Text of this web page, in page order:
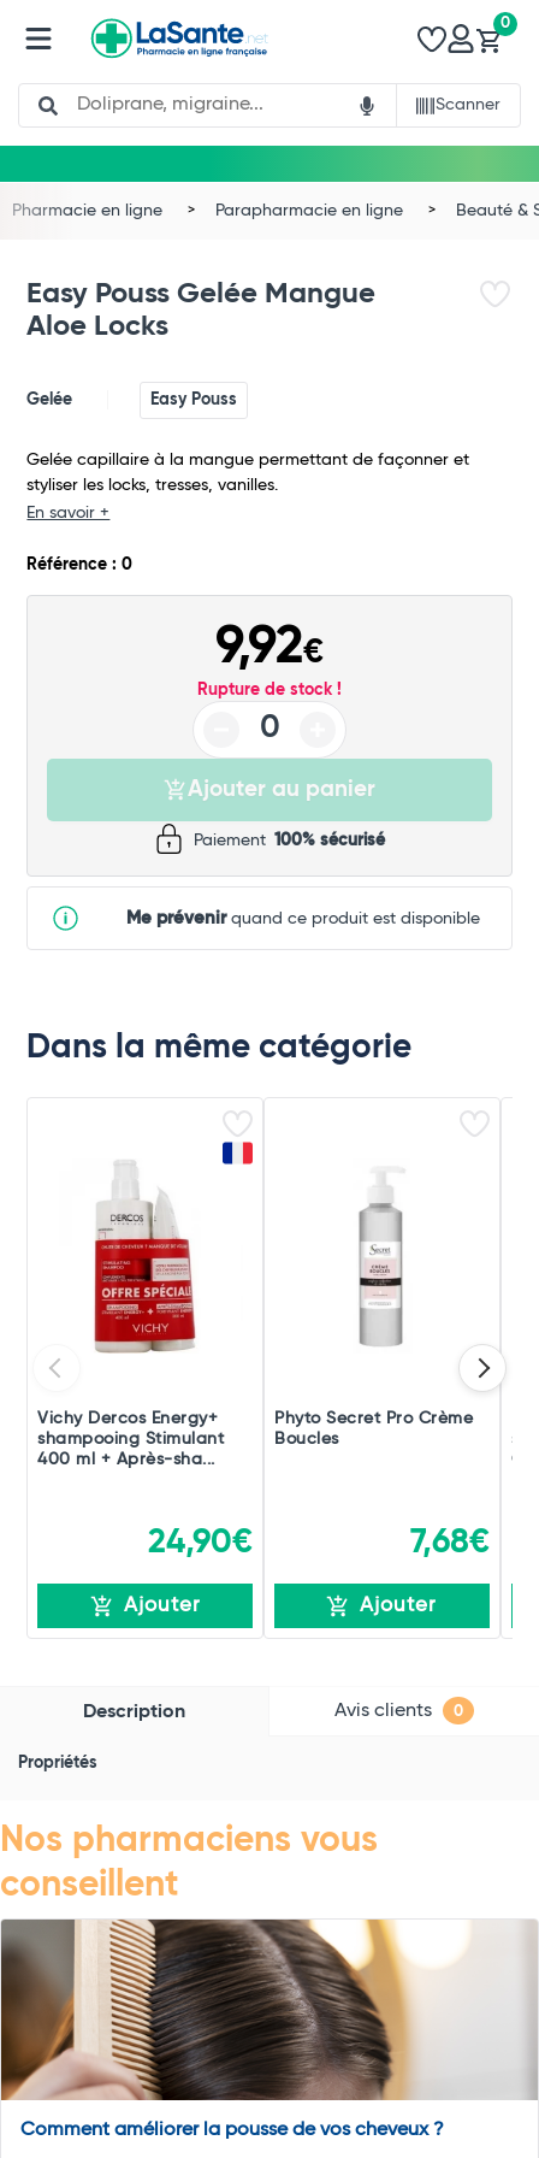
Search
Scanner
0
Commander
Pharmacie en ligne Parapharmacie en ligne Beauté &
Easy Pouss Gelée Mangue
Aloe Locks
Gelée Easy Pouss
Gelée capillaire à la mangue permettant de façonner et
styliser les locks, tresses, vanilles.
En savoir +
Référence : 0
9,92€
Rupture de stock !
Ajouter au panier
Paiement 100% sécurisé
Me prévenirquand ce produit est disponible
Dans la même catégorie
Vichy Dercos Energy+
shampooing Stimulant
400 ml + Après-sha...
24,90€
Ajouter
Phyto Secret Pro Crème
Boucles
7,68€
Ajouter
Description Avis clients 0
Propriétés
Nos pharmaciens vous
conseillent
Comment améliorer la pousse de vos cheveux ?